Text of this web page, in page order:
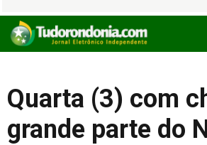
Quarta (3) com
grande parte do